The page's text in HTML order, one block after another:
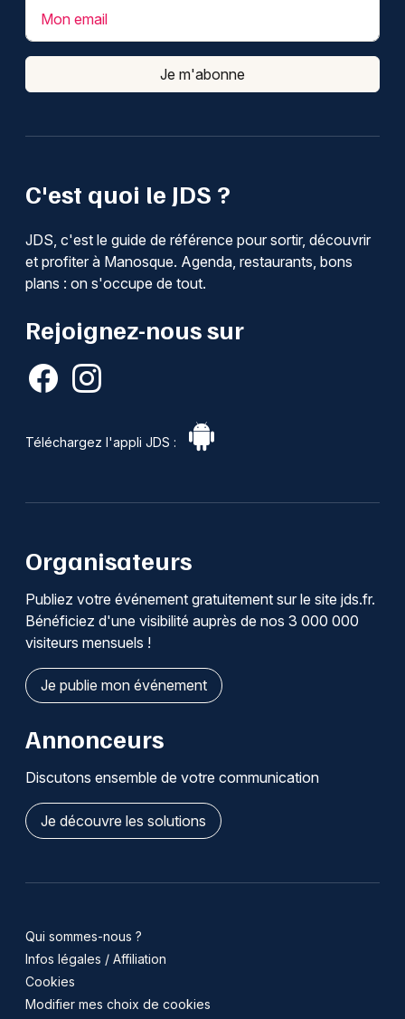
C'est quoi le JDS ?
JDS, c'est le guide de référence pour sortir, découvrir
et profiter à Manosque. Agenda, restaurants, bons
plans : on s'occupe de tout.
Rejoignez-nous sur
Téléchargez l'appli JDS :
Mon email
Je m'abonne
Organisateurs
Publiez votre événement gratuitement sur le site jds.fr.
Bénéficiez d'une visibilité auprès de nos 3 000 000
visiteurs mensuels !
Je publie mon événement
Annonceurs
Discutons ensemble de votre communication
Je découvre les solutions
Qui sommes-nous ?
Infos légales / Affiliation
Cookies
Modifier mes choix de cookies